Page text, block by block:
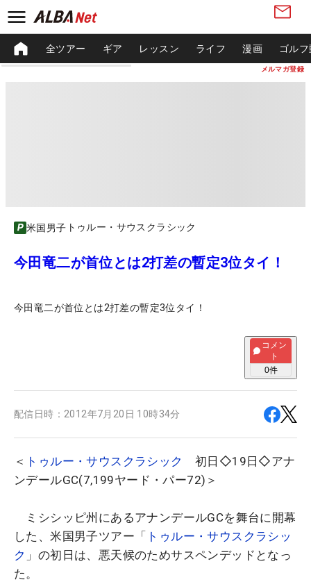
メルマガ登録
全ツアー ギア レッスン ライフ 漫画 ゴル
米国男子 トゥルー・サウスクラシック
今田竜二が首位とは2打差の暫定3位タイ！
今田竜二が首位とは2打差の暫定3位タイ！
コメン
ト
0件
配信日時： 2012年7月20日 10時34分
＜ トゥルー・サウスクラシック
初日◇19日◇アナ
ンデールGC(7,199ヤード・パー72)＞
ミシシッピ州にあるアナンデールGCを舞台に開幕
した、米国男子ツアー「 トゥルー・サウスクラシッ
ク 」の初日は、悪天候のためサスペンデッドとなっ
た。